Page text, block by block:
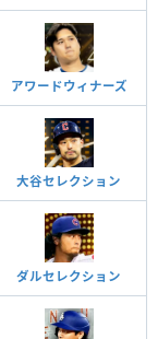
アワードウィナーズ
大谷セレクション
ダルセレクション